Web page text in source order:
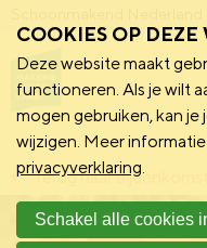
Terug naar
COOKIES OP DEZE
Deze website maakt
functioneren. Als je wilt
mogen gebruiken, kan
wijzigen. Meer
privacyverklaring.
Schakel alle cookies